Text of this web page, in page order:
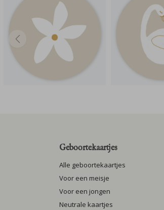
Geboortekaartjes
Alle geboortekaartjes
Voor een meisje
Voor een jongen
Neutrale kaartjes